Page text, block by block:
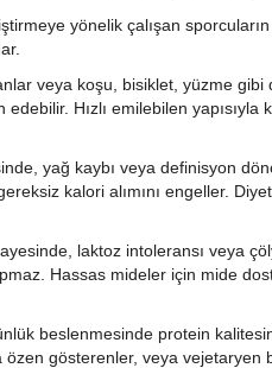
yönelik çalışan
veya koşu, bisiklet, yüzme gibi
Hızlı emilebilen yapısıyla
yağ kaybı veya definisyon
kalori alımını engeller.
laktoz intoleransı veya
Hassas mideler için mide
beslenmesinde protein
özen gösterenler, veya vejetaryen